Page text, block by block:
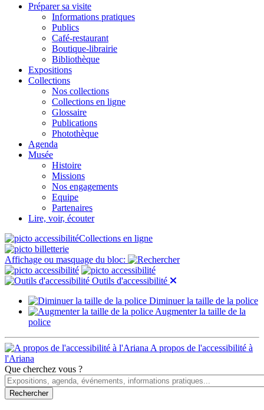
Préparer sa visite
Informations pratiques
Publics
Café-restaurant
Boutique-librairie
Bibliothèque
Expositions
Collections
Nos collections
Collections en ligne
Glossaire
Publications
Photothèque
Agenda
Musée
Histoire
Missions
Nos engagements
Equipe
Partenaires
Lire, voir, écouter
Collections en ligne
Affichage ou masquage du bloc:
Outils d'accessibilité
Diminuer la taille de la police
Augmenter la taille de la
police
A propos de l'accessibilité à
l'Ariana
Que cherchez vous ?